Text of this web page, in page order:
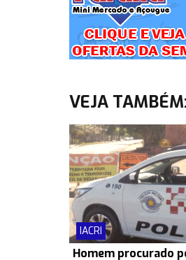
VEJA
IACRI
Homem procurado